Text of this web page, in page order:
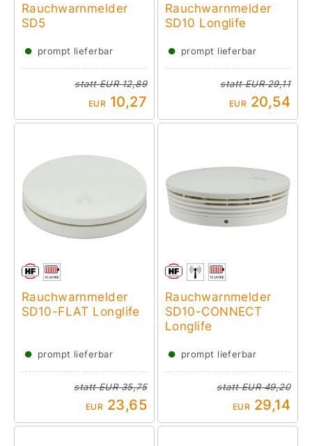
Rauchwarnmelder
SD5
● prompt lieferbar
stattEUR 12,89
EUR 10,27
Rauchwarnmelder
SD10 Longlife
● prompt lieferbar
stattEUR 29,11
EUR 20,54
Rauchwarnmelder
SD10-FLAT Longlife
● prompt lieferbar
stattEUR 35,75
EUR 23,65
Rauchwarnmelder
SD10-CONNECT
Longlife
● prompt lieferbar
stattEUR 49,20
EUR 29,14